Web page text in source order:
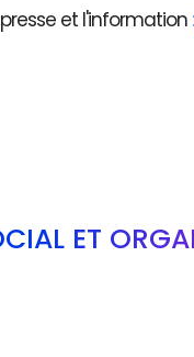
et l'information :
ET